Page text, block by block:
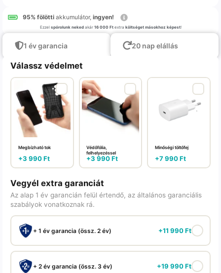
95% fölötti akkumulátor, ingyen!
Ezzel spórolunk nekedakár 16 000 Ftextra költséget másokhoz képest!
1 év garancia 20 nap elállás
Válassz védelmet
Megbízható tok
+3 990Ft
Védőfólia,
felhelyezéssel
+3 990Ft
Minőségi töltőfej
+7 990Ft
Vegyél extra garanciát
Az alap 1 év garancián felül értendő, az általános garanciális
szabályok vonatkoznak rá.
+ 1 év garancia (össz. 2 év) +11 990Ft
+ 2 év garancia (össz. 3 év) +19 990Ft